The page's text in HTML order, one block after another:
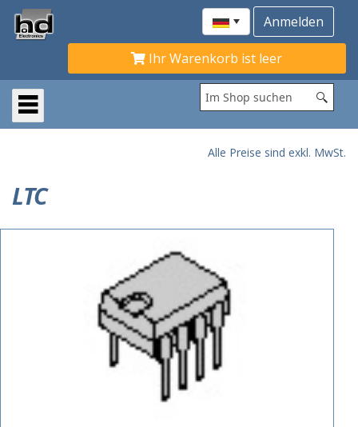
Ihr Warenkorb ist leer
Alle Preise sind exkl. MwSt.
LTC